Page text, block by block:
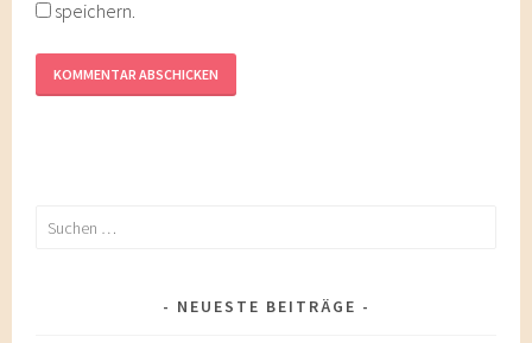
speichern.
Suchen
NEUESTE BEITRÄGE